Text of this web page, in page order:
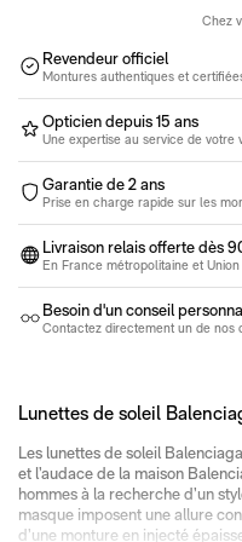
Pack 100% santé
Lunettes de soleil entre 100€
Chez
Revendeur officiel
Montures authentiques et
Opticien depuis 15 ans
Une expertise au service de votre
Garantie de 2 ans
Prise en charge rapide sur les
Livraison relais offerte dès
En France métropolitaine et
Besoin d'un conseil
Contactez directement un de nos
Lunettes de soleil
Les lunettes de soleil
et l’audace de la maison
hommes à la recherche d’un
masque imposent une allure
d’une monture en injecté